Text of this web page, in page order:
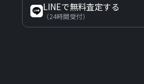
LINEで無料査定する
（24時間受付）